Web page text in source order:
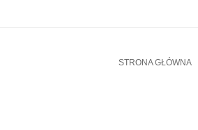
SKIP TO CONTENTSTRONA GŁÓWNA